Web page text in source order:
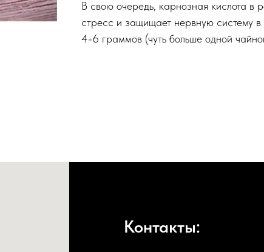
В свою очередь, карнозная кислота в
стресс и защищает нервную систему
4-6 граммов (чуть больше одной
Контакты: